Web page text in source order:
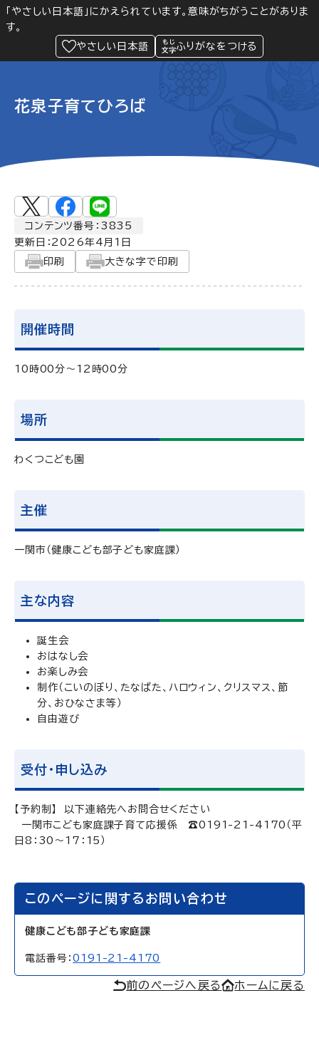
「やさしい日本語」にかえられています。意味がちがうことがありま
す。
やさしい日本語
ふりがなをつける
Language 閲覧支援
緊急情報
花泉子育てひろば
コンテンツ番号：3835
更新日： 2026年4月1日
印刷
大きな字で印刷
開催時間
10時00分～12時00分
場所
わくつこども園
主催
一関市（健康こども部子ども家庭課）
主な内容
誕生会
おはなし会
お楽しみ会
制作（こいのぼり、たなばた、ハロウィン、クリスマス、節
分、おひなさま等）
自由遊び
受付・申し込み
【予約制】 以下連絡先へお問合せください
一関市こども家庭課子育て応援係 ☎0191-21-4170（平
日8：30～17：15）
このページに関するお問い合わせ
健康こども部子ども家庭課
電話番号：0191-21-4170
前のページへ戻る ホームに戻る